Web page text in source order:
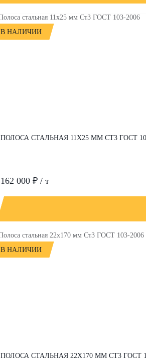
В НАЛИЧИИ
ПОЛОСА СТАЛЬНАЯ 11Х25 ММ СТ3 ГОСТ
162 000 ₽ / т
В НАЛИЧИИ
ПОЛОСА СТАЛЬНАЯ 22Х170 ММ СТ3 ГОСТ